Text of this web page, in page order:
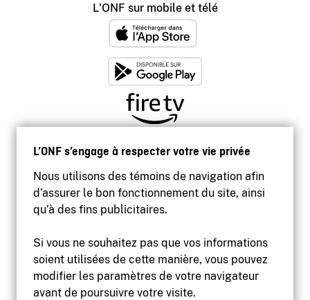
L’ONF s’engage à respecter votre vie privée
Nous utilisons des témoins de navigation afin
d’assurer le bon fonctionnement du site, ainsi
qu’à des fins publicitaires.
Si vous ne souhaitez pas que vos informations
soient utilisées de cette manière, vous pouvez
modifier les paramètres de votre navigateur
avant de poursuivre votre visite.
L'ONF sur mobile et télé
Accessibilité
Site institutionnel